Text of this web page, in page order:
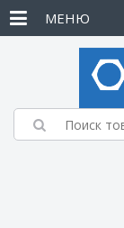
МЕНЮ